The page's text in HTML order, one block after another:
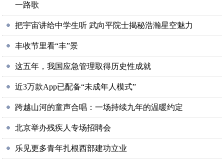
一路歌
把宇宙讲给中学生听 武向平院士揭秘浩瀚星空魅力
丰收节里看“丰”景
这五年，我国应急管理取得历史性成就
近3万款App已配备“未成年人模式”
跨越山河的童声合唱：一场持续九年的温暖约定
北京举办残疾人专场招聘会
乐见更多青年扎根西部建功立业